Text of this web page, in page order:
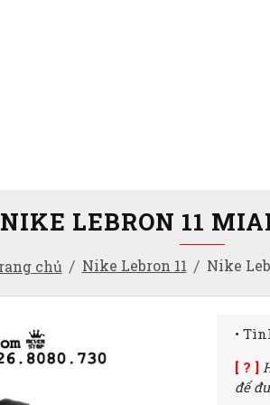
chủ Nike Lebron 11 Nike
NIKE LEBRON 11
•
[ ? ]
để